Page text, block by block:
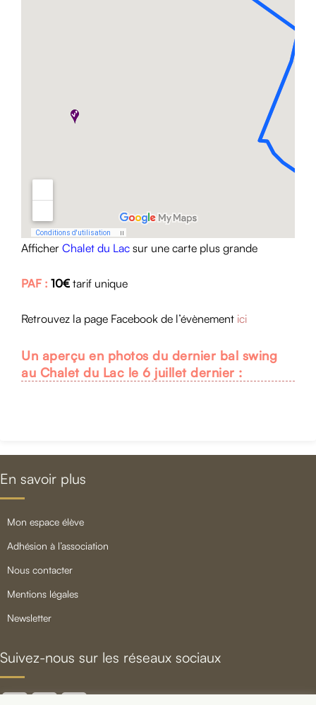
Afficher Chalet du Lac sur une carte plus grande
PAF : 10€ tarif unique
Retrouvez la page Facebook de l’évènement ici
Un aperçu en photos du dernier bal swing
au Chalet du Lac le 6 juillet dernier :
En savoir plus
mon espace élève
adhésion à l’association
nous contacter
mentions légales
newsletter
Suivez-nous sur les réseaux sociaux